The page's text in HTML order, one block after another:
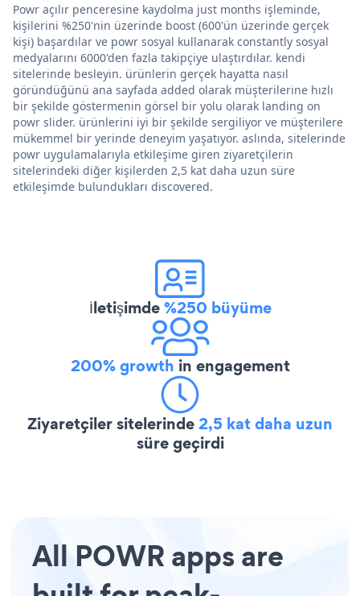
Powr açılır penceresine kaydolma just months işleminde,
kişilerini %250'nin üzerinde boost (600'ün üzerinde gerçek
kişi) başardılar ve powr sosyal kullanarak constantly sosyal
medyalarını 6000'den fazla takipçiye ulaştırdılar. kendi
sitelerinde besleyin. ürünlerin gerçek hayatta nasıl
göründüğünü ana sayfada added olarak müşterilerine hızlı
bir şekilde göstermenin görsel bir yolu olarak landing on
powr slider. ürünlerini iyi bir şekilde sergiliyor ve müşterilere
mükemmel bir yerinde deneyim yaşatıyor. aslında, sitelerinde
powr uygulamalarıyla etkileşime giren ziyaretçilerin
sitelerindeki diğer kişilerden 2,5 kat daha uzun süre
etkileşimde bulundukları discovered.
İletişimde%250 büyüme
200% growth in engagement
Ziyaretçiler sitelerinde2,5 kat daha uzun
süre geçirdi
All POWR apps are